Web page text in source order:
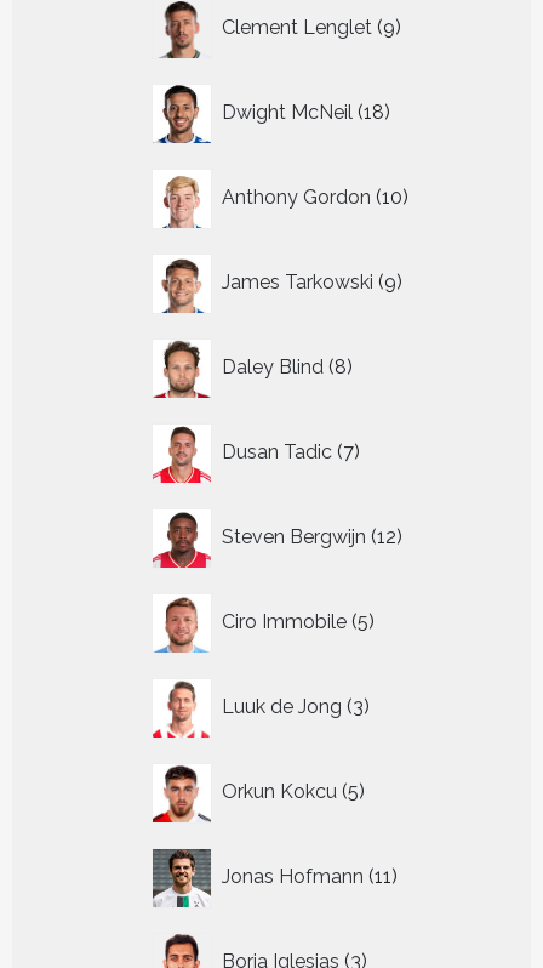
Clement Lenglet 9
producten
Dwight McNeil 18
producten
Anthony Gordon 10
producten
James Tarkowski 9
producten
Daley Blind 8
producten
Dusan Tadic 7
producten
Steven Bergwijn 12
producten
Ciro Immobile 5
producten
Luuk de Jong 3
producten
Orkun Kokcu 5
producten
Jonas Hofmann 11
producten
Borja Iglesias 3